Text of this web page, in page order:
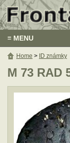
≡ MENU
M 73 RAD
Home > ID známky